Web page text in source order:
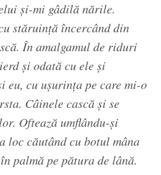
și-mi gâdilă nările.
stăruință încercând din
În amalgamul de riduri
și odată cu ele și
eu, cu ușurința pe care mi-o
Câinele cască și se
Oftează umflându-și
loc căutând cu botul mâna
palmă pe pătura de lână.